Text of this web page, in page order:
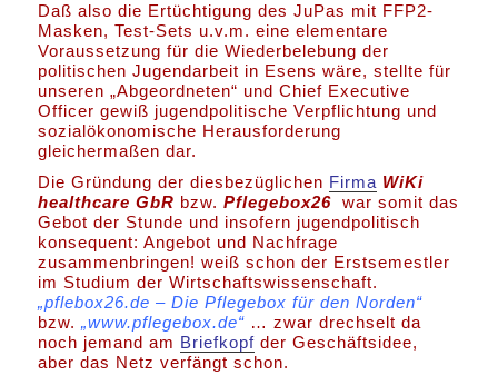
Daß also die Ertüchtigung des JuPas mit FFP2-
Masken, Test-Sets u.v.m. eine elementare
Voraussetzung für die Wiederbelebung der
politischen Jugendarbeit in Esens wäre, stellte für
unseren „Abgeordneten“ und Chief Executive
Officer gewiß jugendpolitische Verpflichtung und
sozialökonomische Herausforderung
gleichermaßen dar.
Die Gründung der diesbezüglichen Firma WiKi
healthcare GbR bzw.Pflegebox26 war somit das
Gebot der Stunde und insofern jugendpolitisch
konsequent: Angebot und Nachfrage
zusammenbringen! weiß schon der Erstsemestler
im Studium der Wirtschaftswissenschaft.
„pflebox26.de – Die Pflegebox für den Norden“
bzw.„www.pflegebox.de“ … zwar drechselt da
noch jemand am Briefkopf der Geschäftsidee,
aber das Netz verfängt schon.